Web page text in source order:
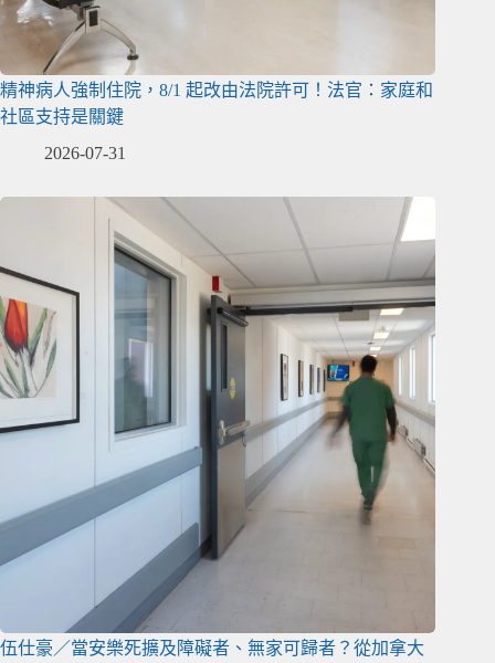
精神病人強制住院，8/1 起改由法院許可！法官：家庭和
社區支持是關鍵
2026-07-31
伍仕豪／當安樂死擴及障礙者、無家可歸者？從加拿大